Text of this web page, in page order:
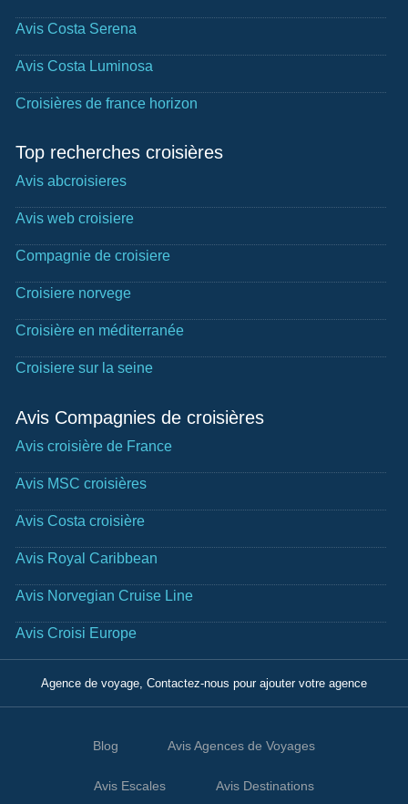
Avis Costa Serena
Avis Costa Luminosa
Croisières de france horizon
Top recherches croisières
Avis abcroisieres
Avis web croisiere
Compagnie de croisiere
Croisiere norvege
Croisière en méditerranée
Croisiere sur la seine
Avis Compagnies de croisières
Avis croisière de France
Avis MSC croisières
Avis Costa croisière
Avis Royal Caribbean
Avis Norvegian Cruise Line
Avis Croisi Europe
Agence de voyage, Contactez-nous pour ajouter votre agence
Blog Avis Agences de Voyages
Avis Escales Avis Destinations